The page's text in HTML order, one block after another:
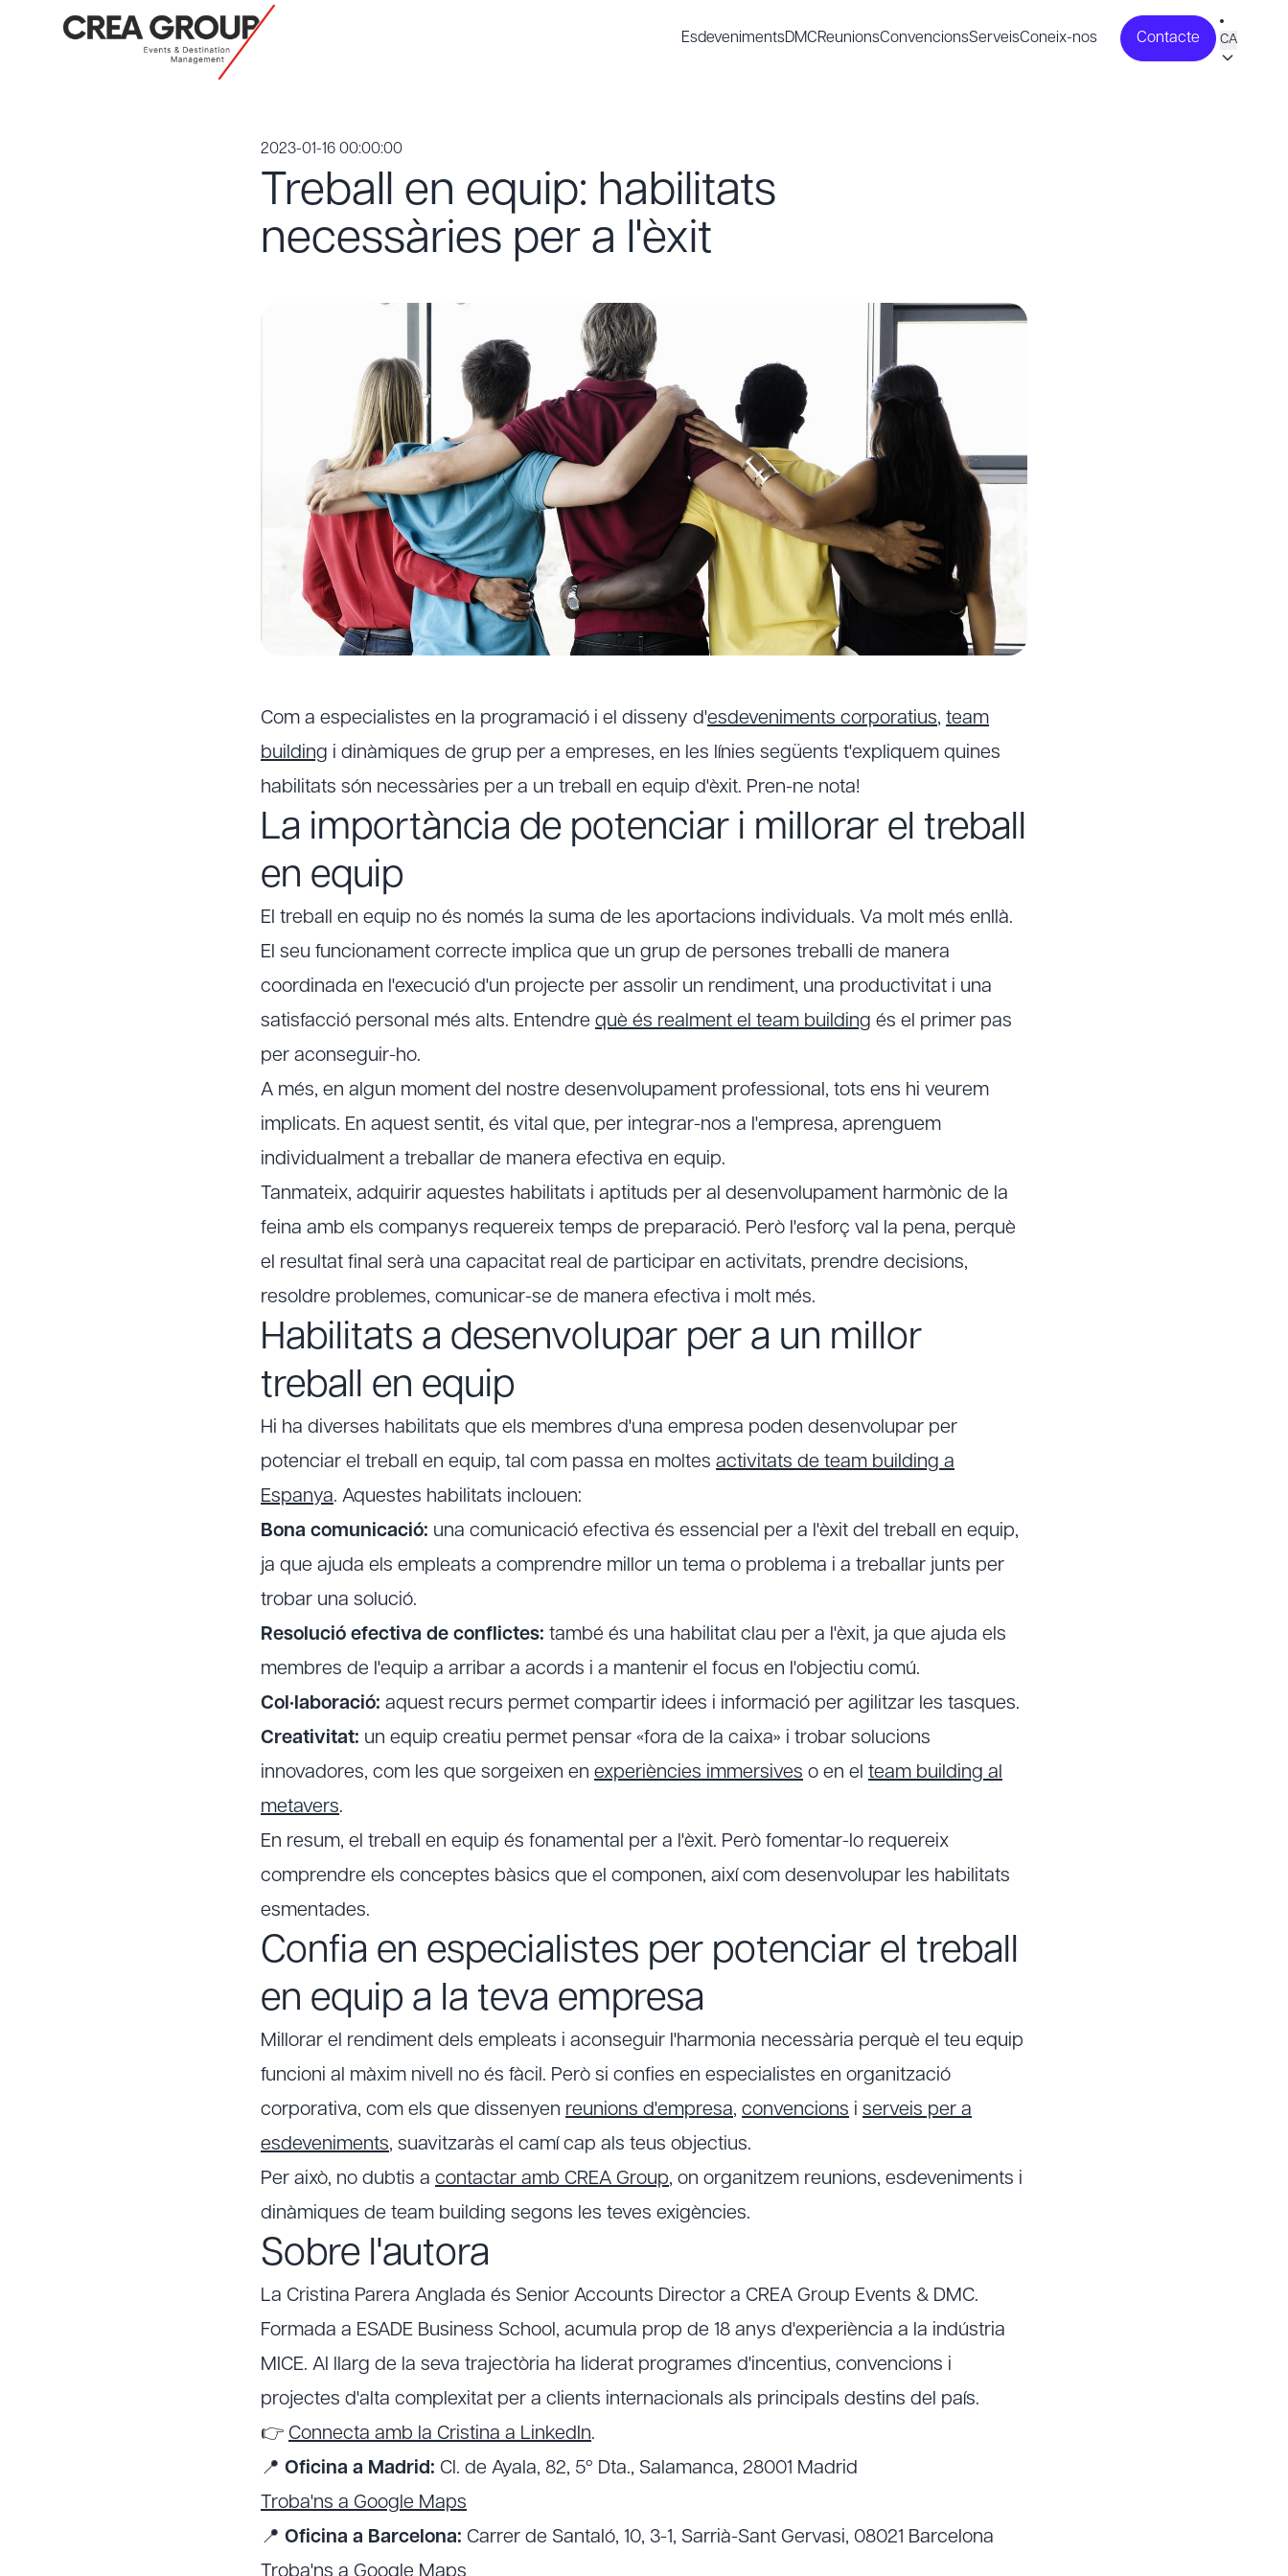
EsdevenimentsDMCReunionsConvencionsServeisConeix-nos Contacte CA
2023-01-16 00:00:00
Treball en equip: habilitats
necessàries per a l'èxit
Com a especialistes en la programació i el disseny d'esdeveniments corporatius, team
building i dinàmiques de grup per a empreses, en les línies següents t'expliquem quines
habilitats són necessàries per a un treball en equip d'èxit. Pren-ne nota!
La importància de potenciar i millorar el treball
en equip
El treball en equip no és només la suma de les aportacions individuals. Va molt més enllà.
El seu funcionament correcte implica que un grup de persones treballi de manera
coordinada en l'execució d'un projecte per assolir un rendiment, una productivitat i una
satisfacció personal més alts. Entendre què és realment el team building és el primer pas
per aconseguir-ho.
A més, en algun moment del nostre desenvolupament professional, tots ens hi veurem
implicats. En aquest sentit, és vital que, per integrar-nos a l'empresa, aprenguem
individualment a treballar de manera efectiva en equip.
Tanmateix, adquirir aquestes habilitats i aptituds per al desenvolupament harmònic de la
feina amb els companys requereix temps de preparació. Però l'esforç val la pena, perquè
el resultat final serà una capacitat real de participar en activitats, prendre decisions,
resoldre problemes, comunicar-se de manera efectiva i molt més.
Habilitats a desenvolupar per a un millor
treball en equip
Hi ha diverses habilitats que els membres d'una empresa poden desenvolupar per
potenciar el treball en equip, tal com passa en moltes activitats de team building a
Espanya. Aquestes habilitats inclouen:
Bona comunicació: una comunicació efectiva és essencial per a l'èxit del treball en equip,
ja que ajuda els empleats a comprendre millor un tema o problema i a treballar junts per
trobar una solució.
Resolució efectiva de conflictes: també és una habilitat clau per a l'èxit, ja que ajuda els
membres de l'equip a arribar a acords i a mantenir el focus en l'objectiu comú.
Col·laboració: aquest recurs permet compartir idees i informació per agilitzar les tasques.
Creativitat: un equip creatiu permet pensar «fora de la caixa» i trobar solucions
innovadores, com les que sorgeixen en experiències immersives o en el team building al
metavers.
En resum, el treball en equip és fonamental per a l'èxit. Però fomentar-lo requereix
comprendre els conceptes bàsics que el componen, així com desenvolupar les habilitats
esmentades.
Confia en especialistes per potenciar el treball
en equip a la teva empresa
Millorar el rendiment dels empleats i aconseguir l'harmonia necessària perquè el teu equip
funcioni al màxim nivell no és fàcil. Però si confies en especialistes en organització
corporativa, com els que dissenyen reunions d'empresa, convencions i serveis per a
esdeveniments, suavitzaràs el camí cap als teus objectius.
Per això, no dubtis a contactar amb CREA Group, on organitzem reunions, esdeveniments i
dinàmiques de team building segons les teves exigències.
Sobre l'autora
La Cristina Parera Anglada és Senior Accounts Director a CREA Group Events & DMC.
Formada a ESADE Business School, acumula prop de 18 anys d'experiència a la indústria
MICE. Al llarg de la seva trajectòria ha liderat programes d'incentius, convencions i
projectes d'alta complexitat per a clients internacionals als principals destins del país.
👉 Connecta amb la Cristina a LinkedIn.
📍 Oficina a Madrid: Cl. de Ayala, 82, 5º Dta., Salamanca, 28001 Madrid
Troba'ns a Google Maps
📍 Oficina a Barcelona: Carrer de Santaló, 10, 3-1, Sarrià-Sant Gervasi, 08021 Barcelona
Troba'ns a Google Maps